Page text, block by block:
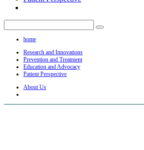
home
Research and Innovations
Prevention and Treatment
Education and Advocacy
Patient Perspective
About Us